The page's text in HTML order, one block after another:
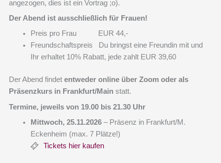
angezogen, dies ist ein Vortrag ;o).
Der Abend ist ausschließlich für Frauen!
Preis pro Frau EUR 44,-
Freundschaftspreis
Du bringst eine Freundin mit und
Ihr erhaltet 10% Rabatt, jede zahlt EUR 39,60
Der Abend findet entweder online über Zoom oder als
Präsenzkurs in Frankfurt/Mainstatt.
Termine, jeweils von 19.00 bis 21.30 Uhr
Mittwoch, 25.11.2026– Präsenz in Frankfurt/M.
Eckenheim (max. 7 Plätze!)
Tickets hier kaufen